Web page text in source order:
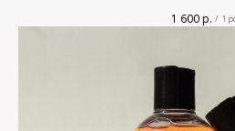
1 600р. / 1